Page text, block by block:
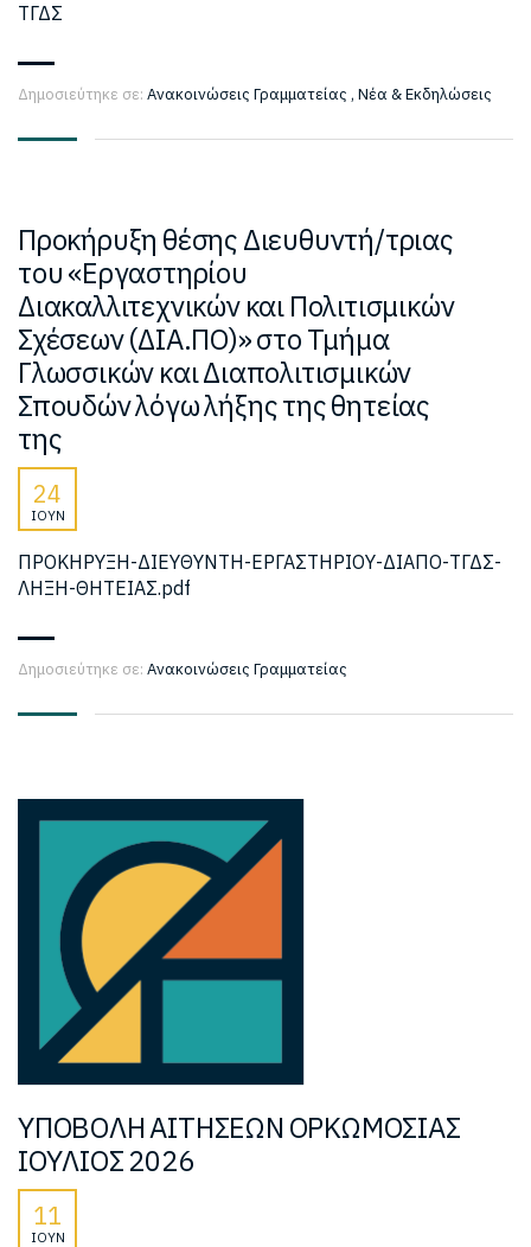
ΤΓΔΣ
Δημοσιεύτηκε σε: Ανακοινώσεις Γραμματείας , Νέα & Εκδηλώσεις
Προκήρυξη θέσης Διευθυντή/τριας
του «Εργαστηρίου
Διακαλλιτεχνικών και Πολιτισμικών
Σχέσεων (ΔΙΑ.ΠΟ)» στο Τμήμα
Γλωσσικών και Διαπολιτισμικών
Σπουδών λόγω λήξης της θητείας
της
24
ΙΟΎΝ
ΠΡΟΚΗΡΥΞΗ-ΔΙΕΥΘΥΝΤΗ-ΕΡΓΑΣΤΗΡΙΟΥ-ΔΙΑΠΟ-ΤΓΔΣ-
ΛΗΞΗ-ΘΗΤΕΙΑΣ.pdf
Δημοσιεύτηκε σε: Ανακοινώσεις Γραμματείας
ΥΠΟΒΟΛΗ ΑΙΤΗΣΕΩΝ ΟΡΚΩΜΟΣΙΑΣ
IOYΛΙΟΣ 2026
11
ΙΟΎΝ